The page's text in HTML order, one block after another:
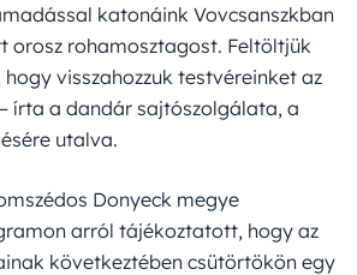
katonáink Vovcsanszkban
orosz rohamosztagost. Feltöltjük
visszahozzuk testvéreinket az
írta a dandár sajtószolgálata, a
utalva.
Donyeck megye
arról tájékoztatott, hogy az
következtében csütörtökön egy